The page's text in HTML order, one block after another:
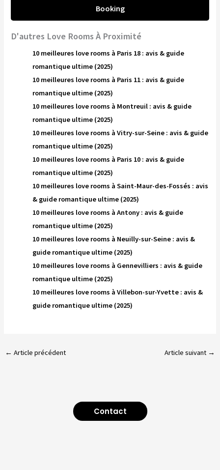
Booking
D'autres Love Rooms À Proximité
10 meilleures love rooms à Paris 18 : avis & guide
romantique ultime (2025)
10 meilleures love rooms à Paris 11 : avis & guide
romantique ultime (2025)
10 meilleures love rooms à Montreuil : avis & guide
romantique ultime (2025)
10 meilleures love rooms à Vitry-sur-Seine : avis & guide
romantique ultime (2025)
10 meilleures love rooms à Paris 10 : avis & guide
romantique ultime (2025)
10 meilleures love rooms à Saint-Maur-des-Fossés : avis
& guide romantique ultime (2025)
10 meilleures love rooms à Antony : avis & guide
romantique ultime (2025)
10 meilleures love rooms à Neuilly-sur-Seine : avis &
guide romantique ultime (2025)
10 meilleures love rooms à Gennevilliers : avis & guide
romantique ultime (2025)
10 meilleures love rooms à Villebon-sur-Yvette : avis &
guide romantique ultime (2025)
← Article précédent Article suivant →
Contact